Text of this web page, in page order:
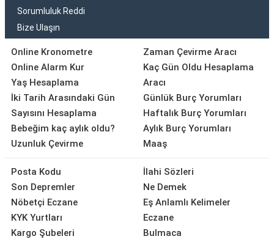
Sorumluluk Reddi
Bize Ulaşın
Online Kronometre
Online Alarm Kur
Yaş Hesaplama
İki Tarih Arasındaki Gün
Sayısını Hesaplama
Bebeğim kaç aylık oldu?
Uzunluk Çevirme
Zaman Çevirme Aracı
Kaç Gün Oldu Hesaplama
Aracı
Günlük Burç Yorumları
Haftalık Burç Yorumları
Aylık Burç Yorumları
Maaş
Posta Kodu
Son Depremler
Nöbetçi Eczane
KYK Yurtları
Kargo Şubeleri
İlahi Sözleri
Ne Demek
Eş Anlamlı Kelimeler
Eczane
Bulmaca